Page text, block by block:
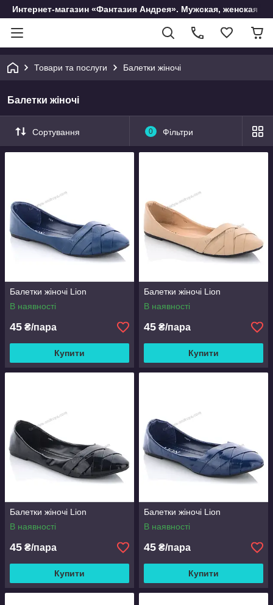
Интернет-магазин «Фантазия Андрея». Мужская, женская и
Товари та послуги Балетки жіночі
Балетки жіночі
Сортування 0 Фільтри
Балетки жіночі Lion
В наявності
45 ₴/пара
Купити
Балетки жіночі Lion
В наявності
45 ₴/пара
Купити
Балетки жіночі Lion
В наявності
45 ₴/пара
Купити
Балетки жіночі Lion
В наявності
45 ₴/пара
Купити